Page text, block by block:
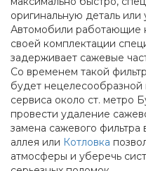
оригинальную деталь или
Автомобили работающие
своей комплектации
задерживает сажевые
Со временем такой
будет
сервиса около ст. метро
провести удаление
замена сажевого фильтра
аллея или Котловка
атмосферы и уберечь